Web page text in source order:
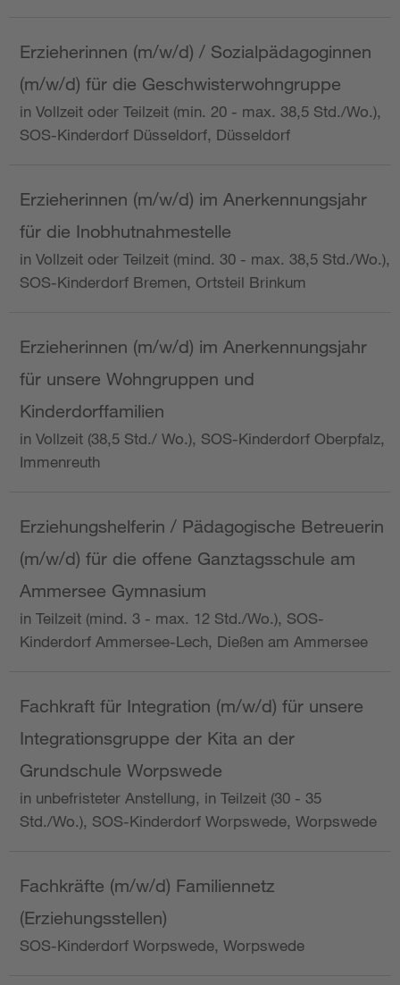
Erzieherinnen (m/w/d) / Sozialpädagoginnen
(m/w/d) für die Geschwisterwohngruppe
in Vollzeit oder Teilzeit (min. 20 - max. 38,5 Std./Wo.),
SOS-Kinderdorf Düsseldorf, Düsseldorf
Erzieherinnen (m/w/d) im Anerkennungsjahr
für die Inobhutnahmestelle
in Vollzeit oder Teilzeit (mind. 30 - max. 38,5 Std./Wo.),
SOS-Kinderdorf Bremen, Ortsteil Brinkum
Erzieherinnen (m/w/d) im Anerkennungsjahr
für unsere Wohngruppen und
Kinderdorffamilien
in Vollzeit (38,5 Std./ Wo.), SOS-Kinderdorf Oberpfalz,
Immenreuth
Erziehungshelferin / Pädagogische Betreuerin
(m/w/d) für die offene Ganztagsschule am
Ammersee Gymnasium
in Teilzeit (mind. 3 - max. 12 Std./Wo.), SOS-
Kinderdorf Ammersee-Lech, Dießen am Ammersee
Fachkraft für Integration (m/w/d) für unsere
Integrationsgruppe der Kita an der
Grundschule Worpswede
in unbefristeter Anstellung, in Teilzeit (30 - 35
Std./Wo.), SOS-Kinderdorf Worpswede, Worpswede
Fachkräfte (m/w/d) Familiennetz
(Erziehungsstellen)
SOS-Kinderdorf Worpswede, Worpswede